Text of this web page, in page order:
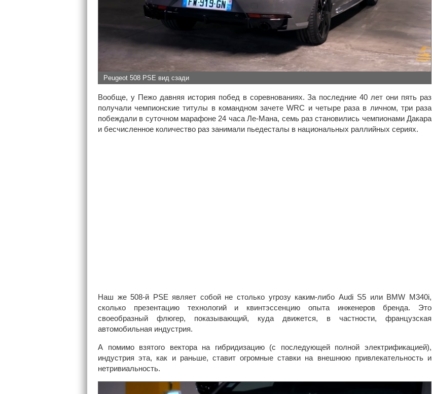
Peugeot 508 PSE вид сзади
Вообще, у Пежо давняя история побед в соревнованиях. За последние 40 лет они пять раз
получали чемпионские титулы в командном зачете WRC и четыре раза в личном, три раза
побеждали в суточном марафоне 24 часа Ле-Мана, семь раз становились чемпионами Дакара
и бесчисленное количество раз занимали пьедесталы в национальных раллийных сериях.
Наш же 508-й PSE являет собой не столько угрозу каким-либо Audi S5 или BMW M340i,
сколько презентацию технологий и квинтэссенцию опыта инженеров бренда. Это
своеобразный флюгер, показывающий, куда движется, в частности, французская
автомобильная индустрия.
А помимо взятого вектора на гибридизацию (с последующей полной электрификацией),
индустрия эта, как и раньше, ставит огромные ставки на внешнюю привлекательность и
нетривиальность.